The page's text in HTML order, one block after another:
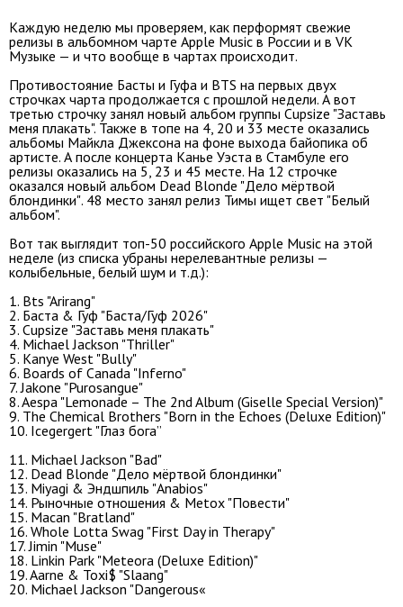
Каждую неделю мы проверяем, как перформят свежие
релизы в альбомном чарте Apple Music в России и в VK
Музыке — и что вообще в чартах происходит.
Противостояние Басты и Гуфа и BTS на первых двух
строчках чарта продолжается с прошлой недели. А вот
третью строчку занял новый альбом группы Cupsize "Заставь
меня плакать". Также в топе на 4, 20 и 33 месте оказались
альбомы Майкла Джексона на фоне выхода байопика об
артисте. А после концерта Канье Уэста в Стамбуле его
релизы оказались на 5, 23 и 45 месте. На 12 строчке
оказался новый альбом Dead Blonde "Дело мёртвой
блондинки". 48 место занял релиз Тимы ищет свет "Белый
альбом".
Вот так выглядит топ-50 российского Apple Music на этой
неделе (из списка убраны нерелевантные релизы —
колыбельные, белый шум и т.д.):
1. Bts "Arirang"
2. Баста & Гуф "Баста/Гуф 2026"
3. Cupsize "Заставь меня плакать"
4. Michael Jackson "Thriller"
5. Kanye West "Bully"
6. Boards of Canada "Inferno"
7. Jakone "Purosangue"
8. Aespa "Lemonade – The 2nd Album (Giselle Special Version)"
9. The Chemical Brothers "Born in the Echoes (Deluxe Edition)"
10. Icegergert "Глаз бога”
11. Michael Jackson "Bad"
12. Dead Blonde "Дело мёртвой блондинки"
13. Miyagi & Эндшпиль "Anabios"
14. Рыночные отношения & Metox "Повести"
15. Macan "Bratland"
16. Whole Lotta Swag "First Day in Therapy"
17. Jimin "Muse"
18. Linkin Park "Meteora (Deluxe Edition)"
19. Aarne & Toxi$ "Slaang"
20. Michael Jackson "Dangerous«‎